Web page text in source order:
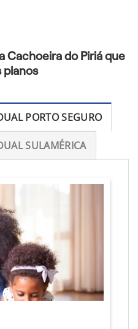
Cachoeira do Piriá que
planos
PORTO SEGURO
SULAMÉRICA